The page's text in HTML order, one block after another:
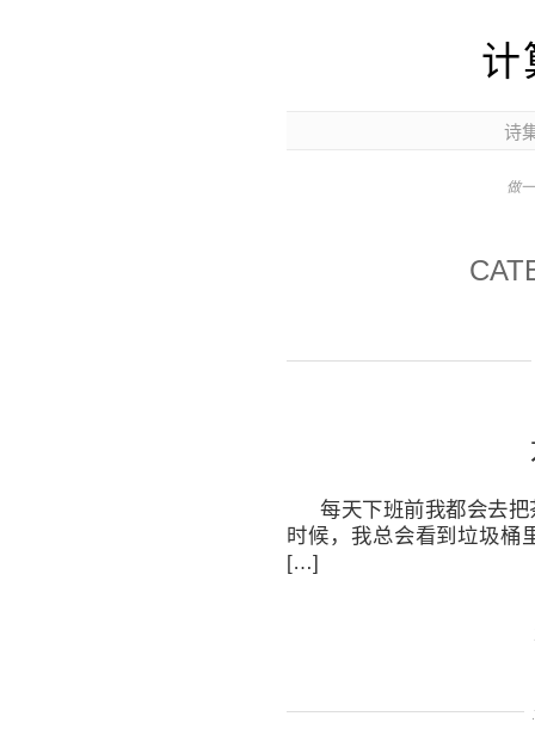
计
诗
做
每天下班前我都会去
时候，我总会看到垃圾
[…]